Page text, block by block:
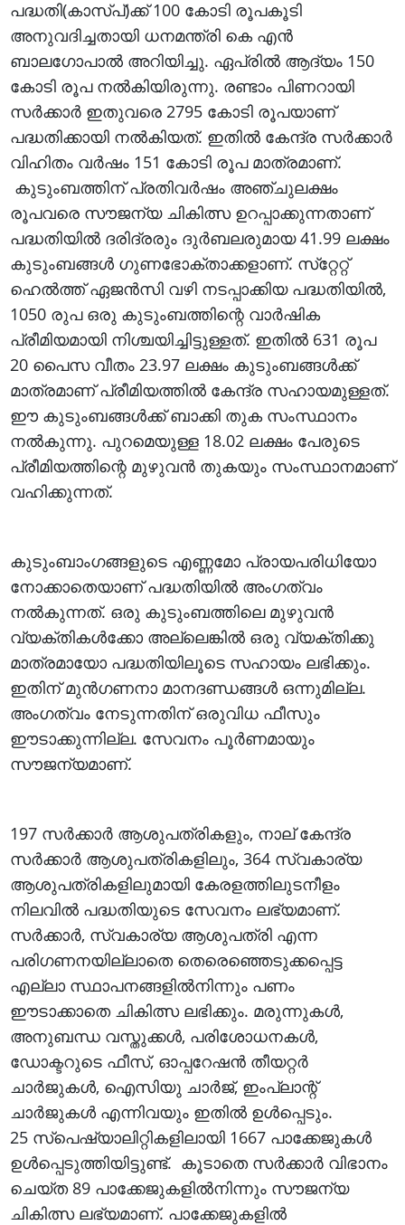
പദ്ധതി(കാസ്‌പ്‌)ക്ക്‌ 100 കോടി രൂപകൂടി
അനുവദിച്ചതായി ധനമന്ത്രി കെ എൻ
ബാലഗോപാൽ അറിയിച്ചു. ഏപ്രിൽ ആദ്യം 150
കോടി രൂപ നൽകിയിരുന്നു. രണ്ടാം പിണറായി
സർക്കാർ ഇതുവരെ 2795 കോടി രൂപയാണ്‌
പദ്ധതിക്കായി നൽകിയത്‌. ഇതിൽ കേന്ദ്ര സർക്കാർ
വിഹിതം വർഷം 151 കോടി രൂപ മാത്രമാണ്‌.
കുടുംബത്തിന്‌ പ്രതിവർഷം അഞ്ചുലക്ഷം
രൂപവരെ സൗജന്യ ചികിത്സ ഉറപ്പാക്കുന്നതാണ്‌
പദ്ധതിയിൽ ദരിദ്രരും ദുർബലരുമായ 41.99 ലക്ഷം
കുടുംബങ്ങൾ ഗുണഭോക്താക്കളാണ്‌. സ്‌റ്റേറ്റ്‌
ഹെൽത്ത്‌ ഏജൻസി വഴി നടപ്പാക്കിയ പദ്ധതിയിൽ,
1050 രുപ ഒരു കുടുംബത്തിന്റെ വാർഷിക
പ്രീമിയമായി നിശ്ചയിച്ചിട്ടുള്ളത്‌. ഇതിൽ 631 രൂപ
20 പൈസ വീതം 23.97 ലക്ഷം കുടുംബങ്ങൾക്ക്‌
മാത്രമാണ്‌ പ്രീമിയത്തിൽ കേന്ദ്ര സഹായമുള്ളത്‌.
ഈ കുടുംബങ്ങൾക്ക്‌ ബാക്കി തുക സംസ്ഥാനം
നൽകുന്നു. പുറമെയുള്ള 18.02 ലക്ഷം പേരുടെ
പ്രീമിയത്തിന്റെ മുഴുവൻ തുകയും സംസ്ഥാനമാണ്‌
വഹിക്കുന്നത്‌.
കുടുംബാംഗങ്ങളുടെ എണ്ണമോ പ്രായപരിധിയോ
നോക്കാതെയാണ്‌ പദ്ധതിയിൽ അംഗത്വം
നൽകുന്നത്‌. ഒരു കുടുംബത്തിലെ മുഴുവൻ
വ്യക്തികൾക്കോ അല്ലെങ്കിൽ ഒരു വ്യക്തിക്കു
മാത്രമായോ പദ്ധതിയിലൂടെ സഹായം ലഭിക്കും.
ഇതിന്‌ മുൻഗണനാ മാനദണ്ഡങ്ങൾ ഒന്നുമില്ല.
അംഗത്വം നേടുന്നതിന്‌ ഒരുവിധ ഫീസും
ഈടാക്കുന്നില്ല. സേവനം പൂർണമായും
സൗജന്യമാണ്‌.
197 സർക്കാർ ആശുപത്രികളും, നാല്‌ കേന്ദ്ര
സർക്കാർ ആശുപത്രികളിലും, 364 സ്വകാര്യ
ആശുപത്രികളിലുമായി കേരളത്തിലുടനീളം
നിലവിൽ പദ്ധതിയുടെ സേവനം ലഭ്യമാണ്.
സർക്കാർ, സ്വകാര്യ ആശുപത്രി എന്ന
പരിഗണനയില്ലാതെ തെരെഞ്ഞെടുക്കപ്പെട്ട
എല്ലാ സ്ഥാപനങ്ങളിൽനിന്നും പണം
ഈടാക്കാതെ ചികിത്സ ലഭിക്കും. മരുന്നുകൾ,
അനുബന്ധ വസ്തുക്കൾ, പരിശോധനകൾ,
ഡോക്ടറുടെ ഫീസ്, ഓപ്പറേഷൻ തീയറ്റർ
ചാർജുകൾ, ഐസിയു ചാർജ്, ഇംപ്ലാന്റ്
ചാർജുകൾ എന്നിവയും ഇതിൽ ഉൾപ്പെടും.
25 സ്പെഷ്യാലിറ്റികളിലായി 1667 പാക്കേജുകൾ
ഉൾപ്പെടുത്തിയിട്ടുണ്ട്. കൂടാതെ സർക്കാർ വിഭാനം
ചെയ്ത 89 പാക്കേജുകളിൽനിന്നും സൗജന്യ
ചികിത്സ ലഭ്യമാണ്. പാക്കേജുകളിൽ